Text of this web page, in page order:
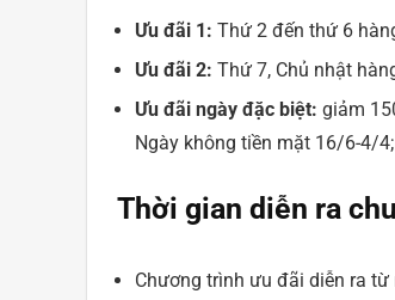
Ưu đãi 1: Thứ 2 đến thứ 6
Ưu đãi 2: Thứ 7, Chủ nhật
Ưu đãi ngày đặc biệt: giảm
Ngày không tiền mặt 16/6-4/
Thời gian diễn ra
Chương trình ưu đãi diễn ra từ